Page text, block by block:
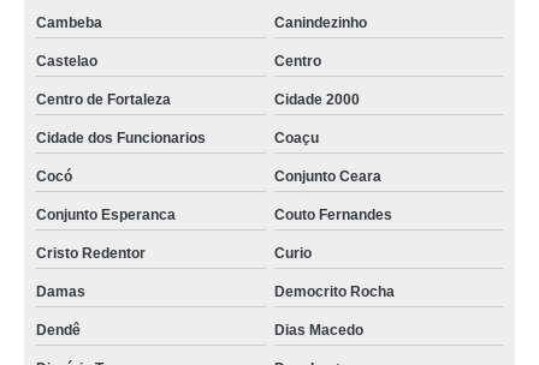
velório em funeral encontrar Conjunto Esperanca
empresa de velório de recèm nascido Aldeota
velório em funeral Dom Lustosa
velório de bebê recém nascido encontrar Benfica
velório de bebê recém nascido contratar Praia d Iracema
empresa de velório fechado Parque Santa Rosa
Cambeba Canindezinho
Castelao Centro
Centro de Fortaleza Cidade 2000
Cidade dos Funcionarios Coaçu
Cocó Conjunto Ceara
Conjunto Esperanca Couto Fernandes
Cristo Redentor Curio
Damas Democrito Rocha
Dendê Dias Macedo